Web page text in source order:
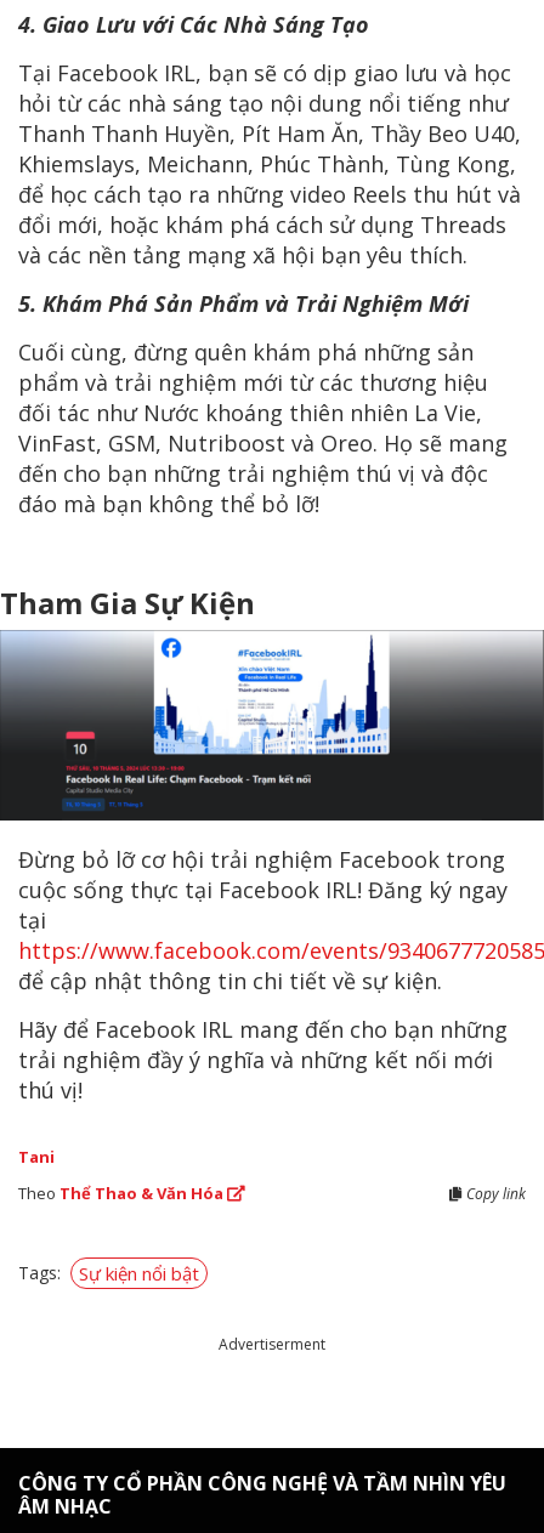
4. Giao Lưu với Các Nhà Sáng Tạo
Tại Facebook IRL, bạn sẽ có dịp giao lưu và học
hỏi từ các nhà sáng tạo nội dung nổi tiếng như
Thanh Thanh Huyền, Pít Ham Ăn, Thầy Beo U40,
Khiemslays, Meichann, Phúc Thành, Tùng Kong,
để học cách tạo ra những video Reels thu hút và
đổi mới, hoặc khám phá cách sử dụng Threads
và các nền tảng mạng xã hội bạn yêu thích.
5. Khám Phá Sản Phẩm và Trải Nghiệm Mới
Cuối cùng, đừng quên khám phá những sản
phẩm và trải nghiệm mới từ các thương hiệu
đối tác như Nước khoáng thiên nhiên La Vie,
VinFast, GSM, Nutriboost và Oreo. Họ sẽ mang
đến cho bạn những trải nghiệm thú vị và độc
đáo mà bạn không thể bỏ lỡ!
Tham Gia Sự Kiện
Đừng bỏ lỡ cơ hội trải nghiệm Facebook trong
cuộc sống thực tại Facebook IRL! Đăng ký ngay
tại
https://www.facebook.com/events/
để cập nhật thông tin chi tiết về sự kiện.
Hãy để Facebook IRL mang đến cho bạn những
trải nghiệm đầy ý nghĩa và những kết nối mới
thú vị!
Tani
Theo Thể Thao & Văn Hóa Copy link
Tags: Sự kiện nổi bật
Advertiserment
CÔNG TY CỔ PHẦN CÔNG NGHỆ VÀ TẦM NHÌN YÊU
ÂM NHẠC